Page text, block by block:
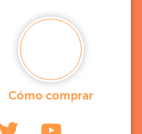
Cómo comprar